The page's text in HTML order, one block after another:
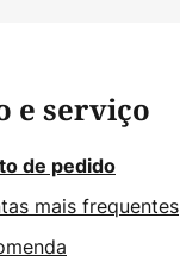
e serviço
de pedido
mais frequentes